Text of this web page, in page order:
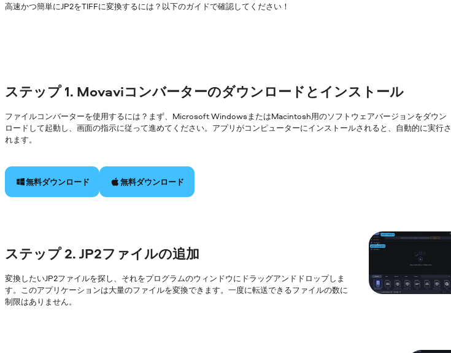
高速かつ簡単にJP2をTIFFに変換するには？以下のガイドで確認してください！
ステップ 1. Movaviコンバーターのダウンロードとインストール
ファイルコンバーターを使用するには？まず、Microsoft WindowsまたはMacintosh用のソフトウェアバージョンをダウン
ロードして起動し、画面の指示に従って進めてください。アプリがコンピューターにインストールされると、自動的に実行さ
れます。
無料ダウンロード 無料ダウンロード
ステップ 2. JP2ファイルの追加
変換したいJP2ファイルを探し、それをプログラムのウィンドウにドラッグアンドドロップしま
す。このアプリケーションは大量のファイルを変換できます。一度に転送できるファイルの数に
制限はありません。